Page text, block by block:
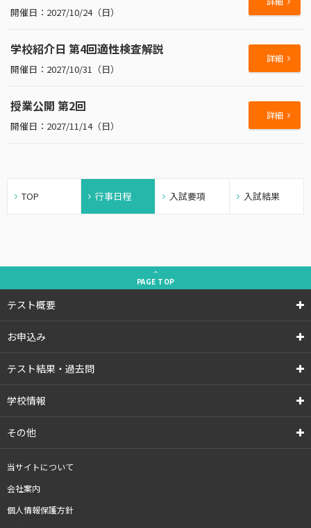
2027/10/24（日）
2027/10/31（日）
学校紹介日 第4回適性検査解説
詳細
2027/11/14（日）
授業公開 第2回
詳細
TOP 行事日程 入試要項 入試結果
PAGE TOP
テスト概要
お申込み
テスト結果・過去問
学校情報
その他
当サイトについて
会社案内
個人情報保護方針